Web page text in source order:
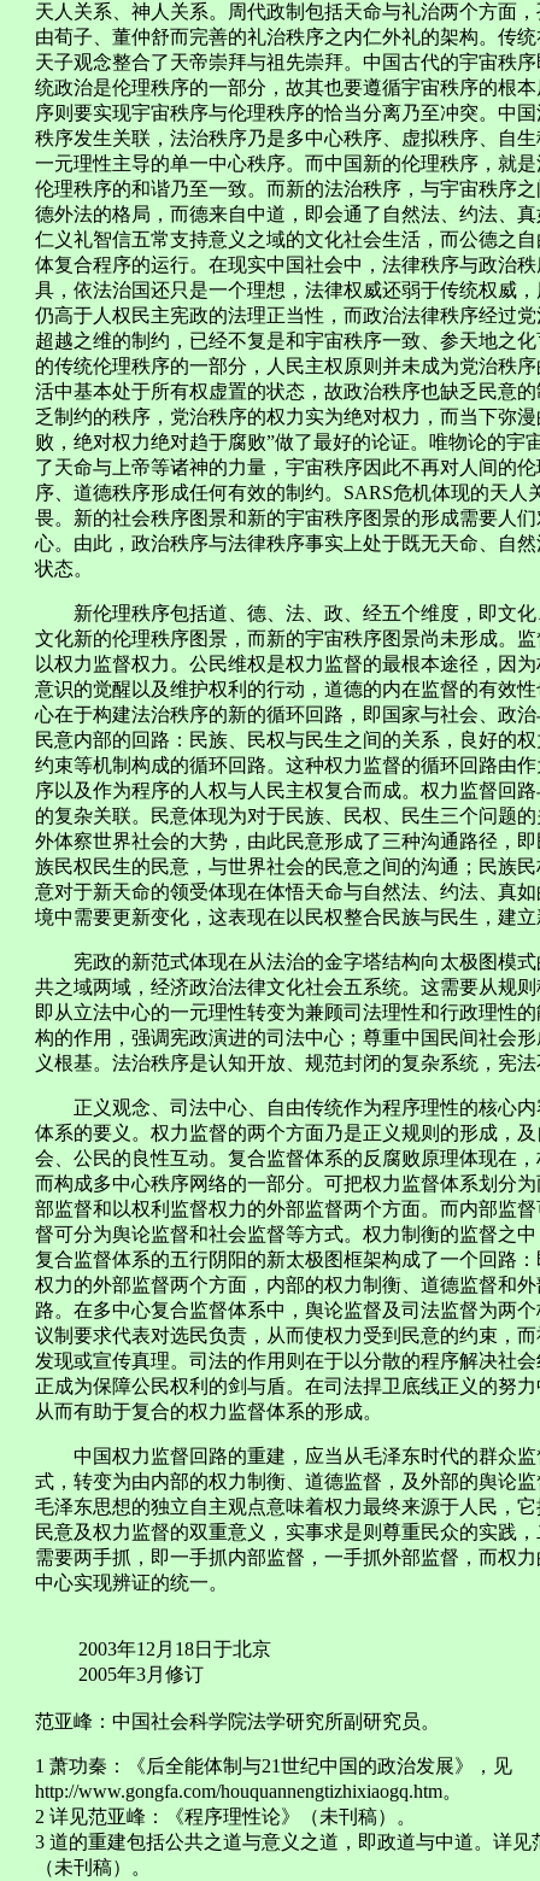
天人关系、神人关系。周代政制包括天命与礼治两个方面
由荀子、董仲舒而完善的礼治秩序之内仁外礼的架构。传
天子观念整合了天帝崇拜与祖先崇拜。中国古代的宇宙秩
统政治是伦理秩序的一部分，故其也要遵循宇宙秩序的根
序则要实现宇宙秩序与伦理秩序的恰当分离乃至冲突。中
秩序发生关联，法治秩序乃是多中心秩序、虚拟秩序、自
一元理性主导的单一中心秩序。而中国新的伦理秩序，就
伦理秩序的和谐乃至一致。而新的法治秩序，与宇宙秩序
德外法的格局，而德来自中道，即会通了自然法、约法、
仁义礼智信五常支持意义之域的文化社会生活，而公德之
体复合程序的运行。在现实中国社会中，法律秩序与政治
具，依法治国还只是一个理想，法律权威还弱于传统权威
仍高于人权民主宪政的法理正当性，而政治法律秩序经过
超越之维的制约，已经不复是和宇宙秩序一致、参天地之
的传统伦理秩序的一部分，人民主权原则并未成为党治秩
活中基本处于所有权虚置的状态，故政治秩序也缺乏民意
乏制约的秩序，党治秩序的权力实为绝对权力，而当下弥
败，绝对权力绝对趋于腐败”做了最好的论证。唯物论的
了天命与上帝等诸神的力量，宇宙秩序因此不再对人间的
序、道德秩序形成任何有效的制约。SARS危机体现的天
畏。新的社会秩序图景和新的宇宙秩序图景的形成需要人
心。由此，政治秩序与法律秩序事实上处于既无天命、自
状态。
新伦理秩序包括道、德、法、政、经五个维度，即文化
文化新的伦理秩序图景，而新的宇宙秩序图景尚未形成。
以权力监督权力。公民维权是权力监督的最根本途径，因
意识的觉醒以及维护权利的行动，道德的内在监督的有效
心在于构建法治秩序的新的循环回路，即国家与社会、政
民意内部的回路：民族、民权与民生之间的关系，良好的
约束等机制构成的循环回路。这种权力监督的循环回路由
序以及作为程序的人权与人民主权复合而成。权力监督回
的复杂关联。民意体现为对于民族、民权、民生三个问题
外体察世界社会的大势，由此民意形成了三种沟通路径，
族民权民生的民意，与世界社会的民意之间的沟通；民族
意对于新天命的领受体现在体悟天命与自然法、约法、真
境中需要更新变化，这表现在以民权整合民族与民生，建
宪政的新范式体现在从法治的金字塔结构向太极图模式
共之域两域，经济政治法律文化社会五系统。这需要从规
即从立法中心的一元理性转变为兼顾司法理性和行政理性
构的作用，强调宪政演进的司法中心；尊重中国民间社会
义根基。法治秩序是认知开放、规范封闭的复杂系统，宪
正义观念、司法中心、自由传统作为程序理性的核心内
体系的要义。权力监督的两个方面乃是正义规则的形成，
会、公民的良性互动。复合监督体系的反腐败原理体现在
而构成多中心秩序网络的一部分。可把权力监督体系划分
部监督和以权利监督权力的外部监督两个方面。而内部监
督可分为舆论监督和社会监督等方式。权力制衡的监督之
复合监督体系的五行阴阳的新太极图框架构成了一个回路
权力的外部监督两个方面，内部的权力制衡、道德监督和
路。在多中心复合监督体系中，舆论监督及司法监督为两
议制要求代表对选民负责，从而使权力受到民意的约束，
发现或宣传真理。司法的作用则在于以分散的程序解决社
正成为保障公民权利的剑与盾。在司法捍卫底线正义的努
从而有助于复合的权力监督体系的形成。
中国权力监督回路的重建，应当从毛泽东时代的群众监
式，转变为由内部的权力制衡、道德监督，及外部的舆论
毛泽东思想的独立自主观点意味着权力最终来源于人民，
民意及权力监督的双重意义，实事求是则尊重民众的实践
需要两手抓，即一手抓内部监督，一手抓外部监督，而权
中心实现辨证的统一。
2003年12月18日于北京
2005年3月修订
范亚峰：中国社会科学院法学研究所副研究员。
1 萧功秦：《后全能体制与21世纪中国的政治发展》，见
http://www.gongfa.com/houquannengtizhixiaogq.htm。
2 详见范亚峰：《程序理性论》（未刊稿）。
3 道的重建包括公共之道与意义之道，即政道与中道。详
（未刊稿）。